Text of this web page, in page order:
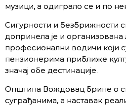
музици, а одиграло се и по
Сигурности и безбрижности
допринела је и
професионални водичи који
пензионерима приближе
значај обе дестинације.
Општина Вождовац брине о
суграђанима, а наставак